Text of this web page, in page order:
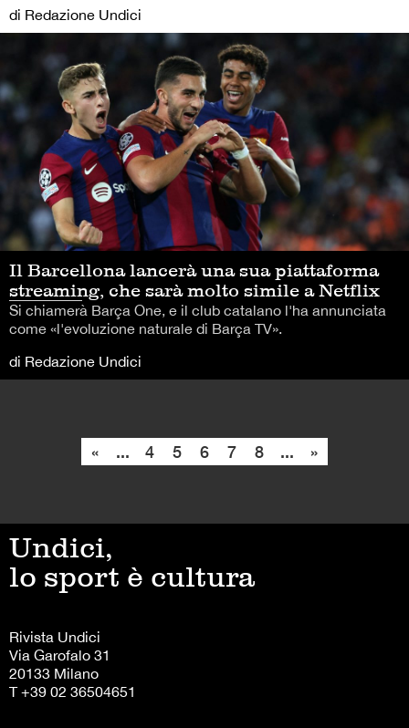
di Redazione Undici
Il Barcellona lancerà una sua piattaforma
streaming, che sarà molto simile a Netflix
Si chiamerà Barça One, e il club catalano l'ha annunciata
come «l'evoluzione naturale di Barça TV».
di Redazione Undici
« ... 4 5 6 7 8 ... »
Undici,
lo sport è cultura
Rivista Undici
Via Garofalo 31
20133 Milano
T +39 02 36504651